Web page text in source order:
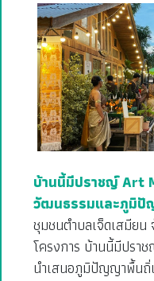
บ้านนี้มีปราชญ์ Art
วัฒนธรรมและภูมิปั
ชุมชนตำบลเจ็ดเสมีย
โครงการ บ้านนี้มีปร
นำเสนอภูมิปัญญาพื้นถิ่